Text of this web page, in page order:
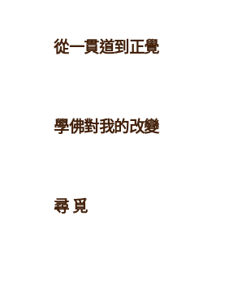
從一貫道到正覺
學佛對我的改變
尋 覓